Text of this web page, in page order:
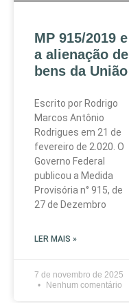
MP 915/2019 e
a alienação de
bens da União
Escrito por Rodrigo
Marcos Antônio
Rodrigues em 21 de
fevereiro de 2.020. O
Governo Federal
publicou a Medida
Provisória n° 915, de
27 de Dezembro
LER MAIS »
7 de novembro de 2025
Nenhum comentário